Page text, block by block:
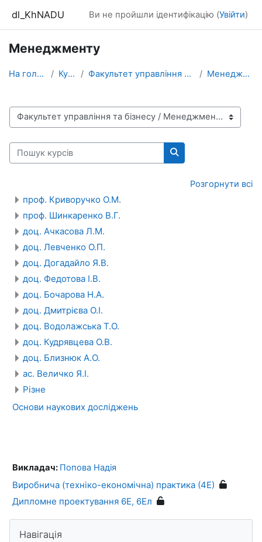
dl_KhNADU Ви не пройшли ідентифікацію (Увійти)
Менеджменту
На головну Курси Факультет управління та бізнесу Менеджменту
Категорії курсів
Пошук курсів
Пошук курсів
Розгорнути всі
проф. Криворучко О.М.
проф. Шинкаренко В.Г.
доц. Ачкасова Л.М.
доц. Левченко О.П.
доц. Догадайло Я.В.
доц. Федотова І.В.
доц. Бочарова Н.А.
доц. Дмитрієва О.І.
доц. Водолажська Т.О.
доц. Кудрявцева О.В.
доц. Близнюк А.О.
ас. Величко Я.І.
Різне
Основи наукових досліджень
Викладач: Попова Надія
Виробнича (техніко-економічна) практика (4Е)
Дипломне проектування 6Е, 6Ел
Блоки
Навігація